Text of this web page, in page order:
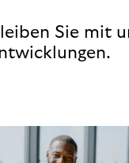
Sie mit